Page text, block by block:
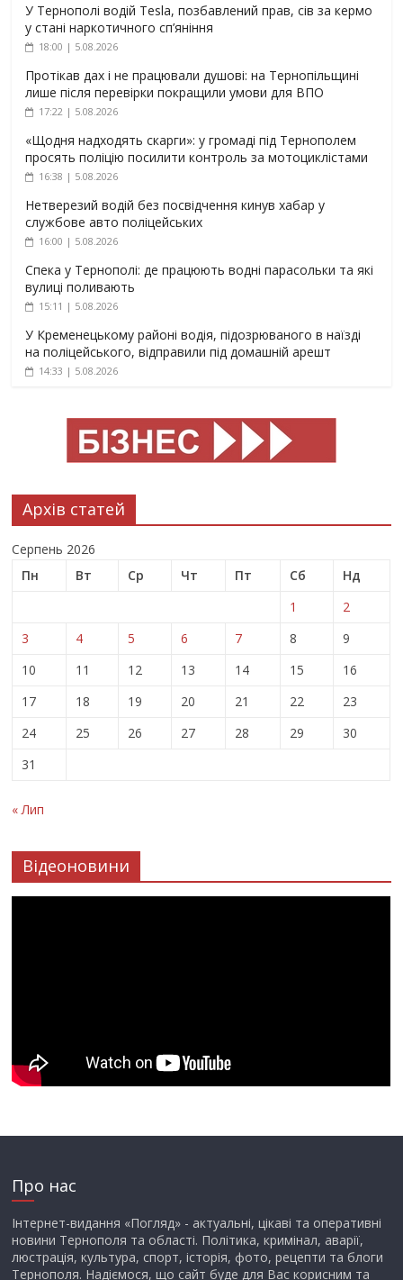
У Тернополі водій Tesla, позбавлений прав, сів за кермо
у стані наркотичного сп’яніння
18:00 | 5.08.2026
Протікав дах і не працювали душові: на Тернопільщині
лише після перевірки покращили умови для ВПО
17:22 | 5.08.2026
«Щодня надходять скарги»: у громаді під Тернополем
просять поліцію посилити контроль за мотоциклістами
16:38 | 5.08.2026
Нетверезий водій без посвідчення кинув хабар у
службове авто поліцейських
16:00 | 5.08.2026
Спека у Тернополі: де працюють водні парасольки та які
вулиці поливають
15:11 | 5.08.2026
У Кременецькому районі водія, підозрюваного в наїзді
на поліцейського, відправили під домашній арешт
14:33 | 5.08.2026
Архів статей
Серпень 2026
Пн
Вт Ср Чт Пт Сб
Нд
1
2
3
4 5 6 7 8
9
10
11 12 13 14 15
16
17
18 19 20 21 22
23
24
25 26 27 28 29
30
31
« Лип
Відеоновини
Про нас
Інтернет-видання «Погляд» - актуальні, цікаві та оперативні
новини Тернополя та області. Політика, кримінал, аварії,
люстрація, культура, спорт, історія, фото, рецепти та блоги
Тернополя. Надіємося, що сайт буде для Вас корисним та